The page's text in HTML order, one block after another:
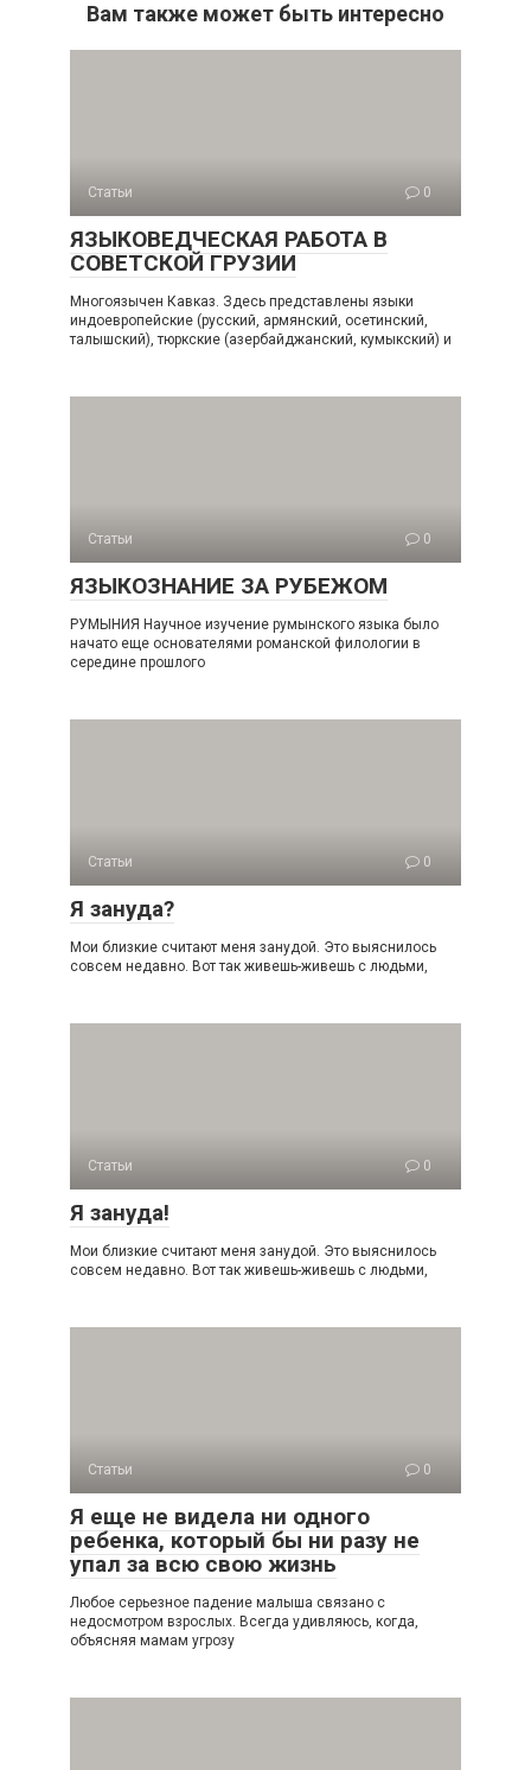
Вам также может быть интересно
Статьи 0
ЯЗЫКОВЕДЧЕСКАЯ РАБОТА В
СОВЕТСКОЙ ГРУЗИИ
Многоязычен Кавказ. Здесь представлены языки
индоевропейские (русский, армянский, осетинский,
талышский), тюркские (азербайджанский, кумыкский) и
Статьи 0
ЯЗЫКОЗНАНИЕ ЗА РУБЕЖОМ
РУМЫНИЯ Научное изучение румынского языка было
начато еще основателями романской филологии в
середине прошлого
Статьи 0
Я зануда?
Мои близкие считают меня занудой. Это выяснилось
совсем недавно. Вот так живешь-живешь с людьми,
Статьи 0
Я зануда!
Мои близкие считают меня занудой. Это выяснилось
совсем недавно. Вот так живешь-живешь с людьми,
Статьи 0
Я еще не видела ни одного
ребенка, который бы ни разу не
упал за всю свою жизнь
Любое серьезное падение малыша связано с
недосмотром взрослых. Всегда удивляюсь, когда,
объясняя мамам угрозу